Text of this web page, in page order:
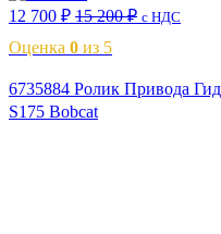
12 700 ₽ 15 200₽ с НДС
Оценка 0 из 5
6735884 Ролик Привода
S175 Bobcat